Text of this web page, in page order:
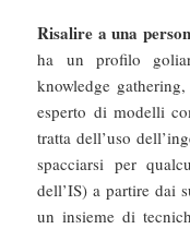
Risalire a una
ha un profilo
knowledge
esperto di modelli
tratta dell’uso
spacciarsi per
dell’IS) a partire dai
un insieme di